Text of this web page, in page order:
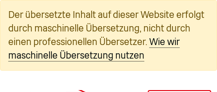
Inhalt
springen
Der übersetzte Inhalt auf dieser Website erfolgt
durch maschinelle Übersetzung, nicht durch
einen professionellen Übersetzer. Wie wir
maschinelle Übersetzung nutzen